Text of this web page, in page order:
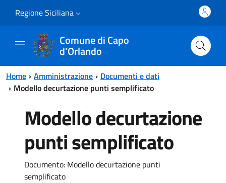
Regione Siciliana
Comune di Capo
d'Orlando
Home Amministrazione
Documenti e dati
Modello decurtazione punti semplificato
Modello decurtazione
punti semplificato
Documento: Modello decurtazione punti
semplificato